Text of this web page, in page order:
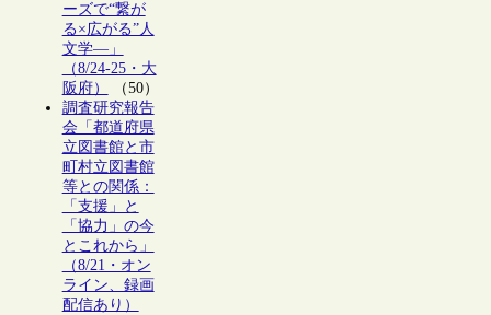
ーズで“繋が
る×広がる”人
文学―」
（8/24-25・大
阪府）
（50）
調査研究報告
会「都道府県
立図書館と市
町村立図書館
等との関係：
「支援」と
「協力」の今
とこれから」
（8/21・オン
ライン、録画
配信あり）